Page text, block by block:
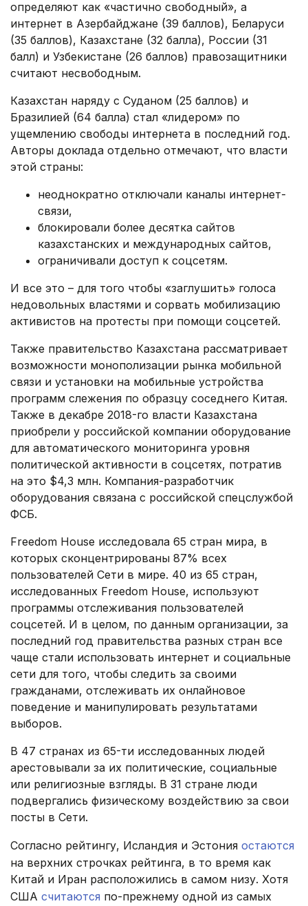
определяют как «частично свободный», а
интернет в Азербайджане (39 баллов), Беларуси
(35 баллов), Казахстане (32 балла), России (31
балл) и Узбекистане (26 баллов) правозащитники
считают несвободным.
Казахстан наряду с Суданом (25 баллов) и
Бразилией (64 балла) стал «лидером» по
ущемлению свободы интернета в последний год.
Авторы доклада отдельно отмечают, что власти
этой страны:
неоднократно отключали каналы интернет-
связи,
блокировали более десятка сайтов
казахстанских и международных сайтов,
ограничивали доступ к соцсетям.
И все это – для того чтобы «заглушить» голоса
недовольных властями и сорвать мобилизацию
активистов на протесты при помощи соцсетей.
Также правительство Казахстана рассматривает
возможности монополизации рынка мобильной
связи и установки на мобильные устройства
программ слежения по образцу соседнего Китая.
Также в декабре 2018-го власти Казахстана
приобрели у российской компании оборудование
для автоматического мониторинга уровня
политической активности в соцсетях, потратив
на это $4,3 млн. Компания-разработчик
оборудования связана с российской спецслужбой
ФСБ.
Freedom House исследовала 65 стран мира, в
которых сконцентрированы 87% всех
пользователей Сети в мире. 40 из 65 стран,
исследованных Freedom House, используют
программы отслеживания пользователей
соцсетей. И в целом, по данным организации, за
последний год правительства разных стран все
чаще стали использовать интернет и социальные
сети для того, чтобы следить за своими
гражданами, отслеживать их онлайновое
поведение и манипулировать результатами
выборов.
В 47 странах из 65-ти исследованных людей
арестовывали за их политические, социальные
или религиозные взгляды. В 31 стране люди
подвергались физическому воздействию за свои
посты в Сети.
Согласно рейтингу, Исландия и Эстония остаются
на верхних строчках рейтинга, в то время как
Китай и Иран расположились в самом низу. Хотя
США считаются по-прежнему одной из самых